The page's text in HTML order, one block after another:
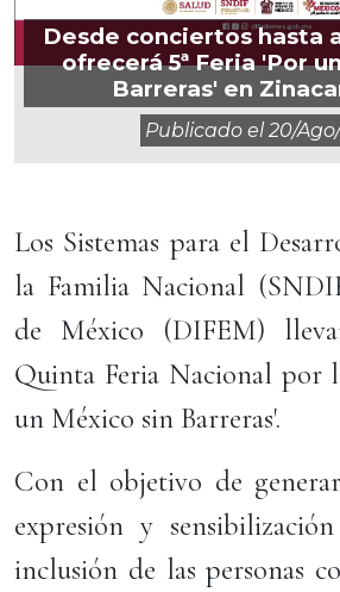
Desde conciertos hasta
ofrecerá 5ª Feria 'Por
Barreras' en
Publicado el20/
Los Sistemas para el
la Familia Nacional
de México (DIFEM)
Quinta Feria Nacional por
un México sin Barreras'.
Con el objetivo de
expresión y
inclusión de las personas